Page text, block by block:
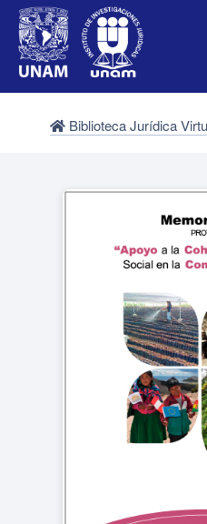
Biblioteca Jurídica